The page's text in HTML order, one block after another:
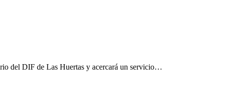
del DIF de Las Huertas y acercará un servicio…